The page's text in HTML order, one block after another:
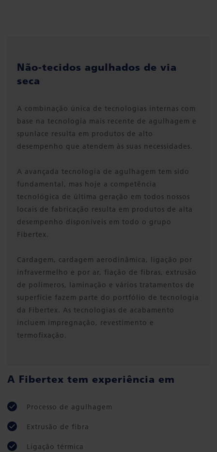
Não-tecidos agulhados de via
seca
A combinação única de tecnologias internas com
base na tecnologia mais recente de agulhagem e
spunlace resulta em produtos de alto
desempenho que atendem às suas necessidades.
A avançada tecnologia de agulhagem tem sido
fundamental, mas hoje a competência
tecnológica de última geração em todos nossos
locais de fabricação resulta em produtos de alta
desempenho disponíveis em todo o grupo
Fibertex.
Cardagem, cardagem aerodinâmica, ligação por
infravermelho e por ar, fiação de fibras, extrusão
de polímeros, laminação e vários tratamentos de
superfície fazem parte do portfólio de tecnologia
da Fibertex. As tecnologias de acabamento
incluem impregnação, revestimento e
termofixação.
A Fibertex tem experiência em
Processo de agulhagem
Extrusão de fibra
Ligação térmica